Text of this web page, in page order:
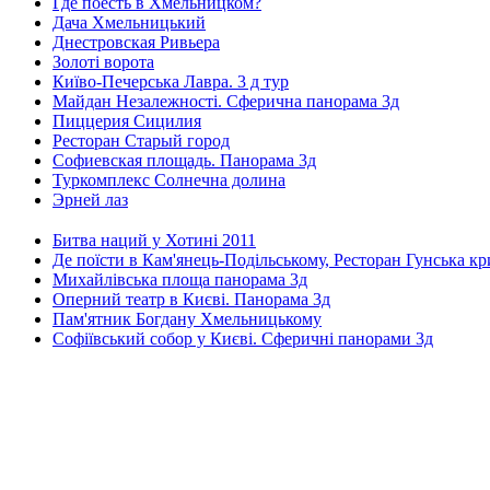
Дача Хмельницький
Днестровская Ривьера
Золоті ворота
Київо-Печерська Лавра. 3 д тур
Майдан Незалежності. Сферична панорама 3д
Пиццерия Сицилия
Ресторан Старый город
Софиевская площадь. Панорама 3д
Туркомплекс Солнечна долина
Эрней лаз
Битва наций у Хотині 2011
Де поїсти в Кам'янець-Подільському, Ресторан Гунська
Михайлівська площа панорама 3д
Оперний театр в Києві. Панорама 3д
Пам'ятник Богдану Хмельницькому
Софіївський собор у Києві. Сферичні панорами 3д